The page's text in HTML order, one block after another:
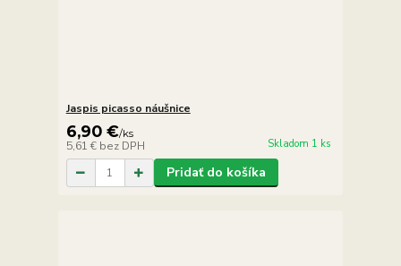
Jaspis picasso náušnice
6,90 €/ks
5,61 € bez DPH Skladom 1 ks
Pridať do košíka